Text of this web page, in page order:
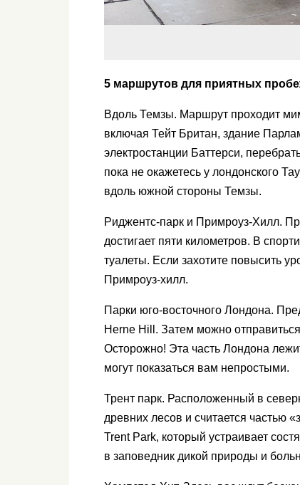
5 маршрутов для приятных
Вдоль Темзы. Маршрут проходит
включая Тейт Британ, здание
электростанции Баттерси,
пока не окажетесь у лондонского
вдоль южной стороны Темзы.
Риджентс-парк и Примроуз-Хилл.
достигает пяти километров. В
туалеты. Если захотите повысить
Примроуз-хилл.
Парки юго-восточного Лондона.
Herne Hill. Затем можно
Осторожно! Эта часть Лондона
могут показаться вам непростыми.
Трент парк. Расположенный в
древних лесов и считается частью
Trent Park, который устраивает
в заповедник дикой природы и